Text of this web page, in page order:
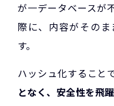
が一データベースが
際に、内容がその
す。
ハッシュ化すること
となく、安全性を飛